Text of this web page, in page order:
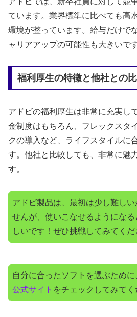
ています。業界標準に比べても高
環境が整っています。給与だけで
ャリアアップの可能性も大きいです
福利厚生の特徴と他社との
アドビの福利厚生は非常に充実し
金制度はもちろん、フレックスタ
クの導入など、ライフスタイルに
す。他社と比較しても、非常に魅
す。
アドビ製品は、最初は少し難しい
せんが、使いこなせるようになる
しいです！ぜひ挑戦してみてくだ
自分に合ったソフトを選ぶために
公式サイト をチェックしてみてく